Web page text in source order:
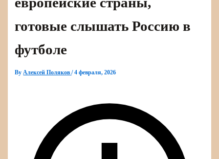
готовые слышать Россию в
футболе
ByАлексей Поляков/4 февраля, 2026